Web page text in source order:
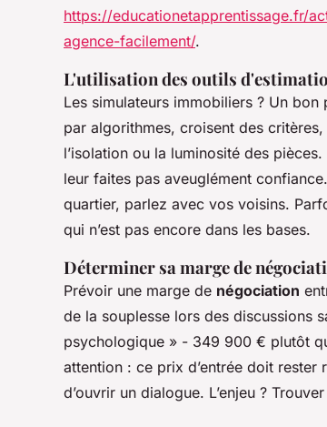
https://educationetapprentissage.fr/
agence-facilement/.
L'utilisation des outils
Les simulateurs immobiliers ? Un
par algorithmes, croisent des
l’isolation ou la luminosité des
leur faites pas aveuglément
quartier, parlez avec vos voisins.
qui n’est pas encore dans les bases.
Déterminer sa marge de
Prévoir une marge de négociation
de la souplesse lors des discussions
psychologique » - 349 900 € plutôt
attention : ce prix d’entrée doit rester
d’ouvrir un dialogue. L’enjeu ?